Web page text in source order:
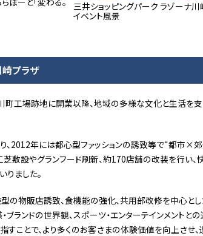
三井ショッピングパーク ラゾーナ
イベント風景
プラザ
町工場跡地に開業以降、地域の多様な文化と生活を支
、2012年には都心型ファッションの誘致等で“都市×
敷設やグランフード刷新、約170店舗の改装を行い、
ました。
の物販店誘致、食機能の強化、共用部改修を中心と
ブランドの世界観、スポーツ・エンターテインメントと
ことで、より多くのお客さまの体験価値を向上させ